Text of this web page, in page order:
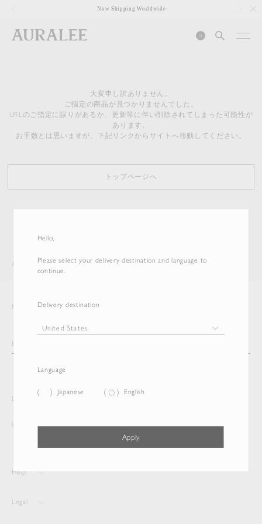
Hello,
Please select your delivery destination and language to
continue.
Delivery destination
Language
Japanese English
Apply
Now Shipping Worldwide
0
大変申し訳ありません。
ご指定の商品が見つかりませんでした。
URLのご指定に誤りがあるか、更新等に伴い削除されてしまった可能性が
あります。
お手数とは思いますが、下記リンクからサイトへ移動してください。
トップページへ
AURALEE ITEM
Newsletter
Delivery destination and Language
United States English
Help
Legal